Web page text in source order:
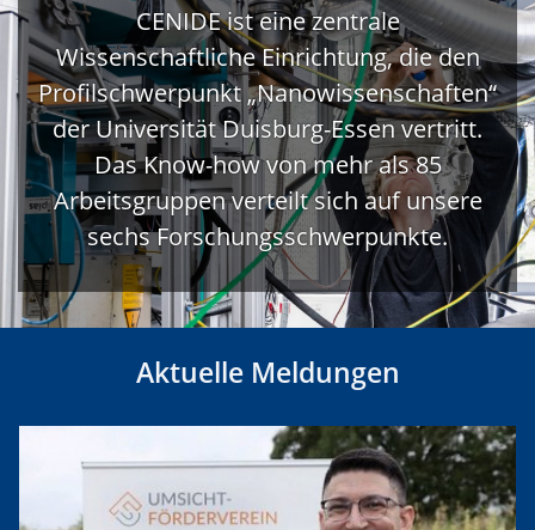
CENIDE ist eine zentrale
Wissenschaftliche Einrichtung, die den
Profilschwerpunkt „Nanowissenschaften“
der Universität Duisburg-Essen vertritt.
Das Know-how von mehr als 85
Arbeitsgruppen verteilt sich auf unsere
sechs Forschungsschwerpunkte.
Aktuelle Meldungen